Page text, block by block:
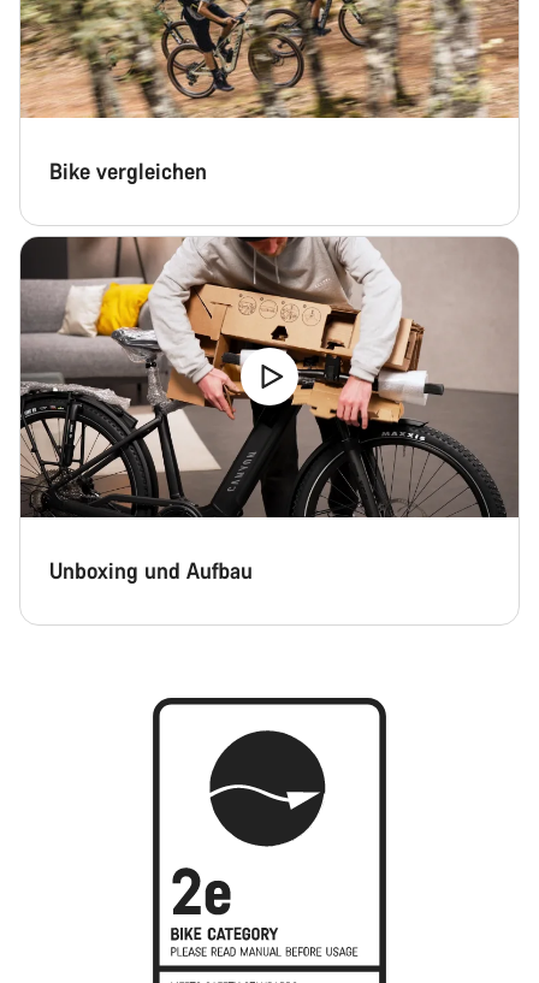
Bike vergleichen
Unboxing und Aufbau